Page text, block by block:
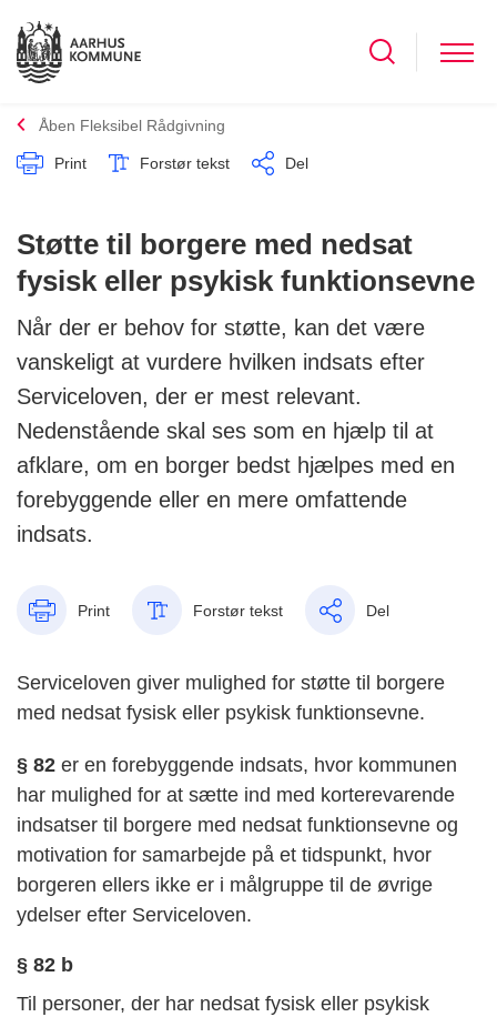
Åben Fleksibel Rådgivning
Print Forstør tekst Del
Støtte til borgere med nedsat
fysisk eller psykisk funktionsevne
Når der er behov for støtte, kan det være
vanskeligt at vurdere hvilken indsats efter
Serviceloven, der er mest relevant.
Nedenstående skal ses som en hjælp til at
afklare, om en borger bedst hjælpes med en
forebyggende eller en mere omfattende
indsats.
Print Forstør tekst Del
Serviceloven giver mulighed for støtte til borgere
med nedsat fysisk eller psykisk funktionsevne.
§ 82 er en forebyggende indsats, hvor kommunen
har mulighed for at sætte ind med korterevarende
indsatser til borgere med nedsat funktionsevne og
motivation for samarbejde på et tidspunkt, hvor
borgeren ellers ikke er i målgruppe til de øvrige
ydelser efter Serviceloven.
§ 82 b
Til personer, der har nedsat fysisk eller psykisk